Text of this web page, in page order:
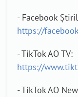
- Facebook
https://
- TikTok AO TV:
https://
- TikTok AO